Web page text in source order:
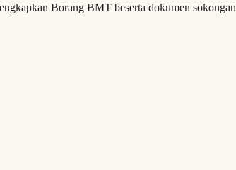
Borang BMT beserta dokumen sokongan